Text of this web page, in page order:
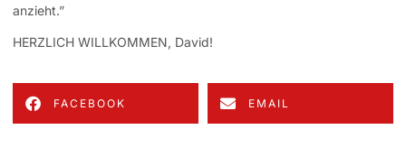
anzieht.”
HERZLICH WILLKOMMEN, David!
FACEBOOK EMAIL